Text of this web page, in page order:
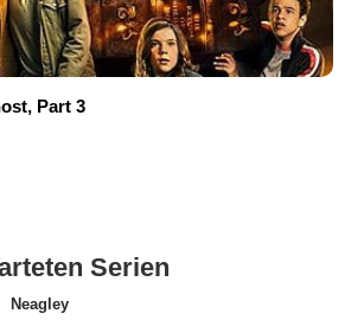
Part 3
Serien
Neagley